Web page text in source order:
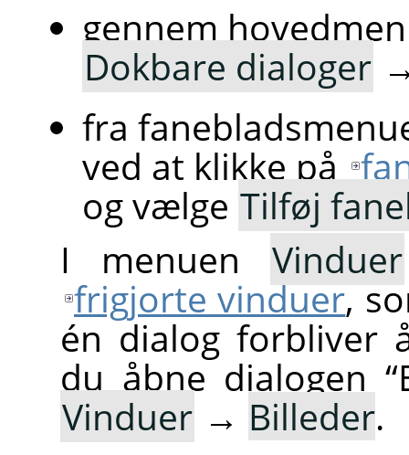
gennem
Dokbare dialoger
fra
ved at klikke på
og vælge Tilføj
I menuen Vinduer
frigjorte vinduer,
én dialog forbliver
du åbne dialogen “
Vinduer → Billeder.